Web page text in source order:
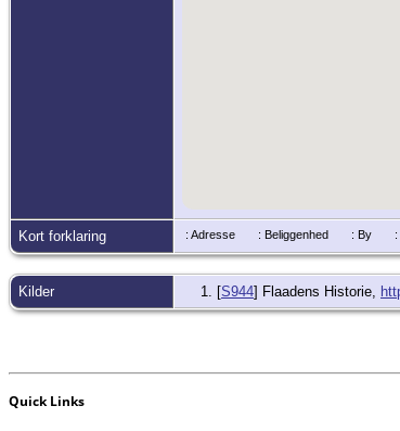
Kort forklaring : Adresse : Beliggenhed : By
Kilder [S944] Flaadens Historie,
Quick Links